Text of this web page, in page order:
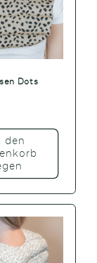
Dots
den